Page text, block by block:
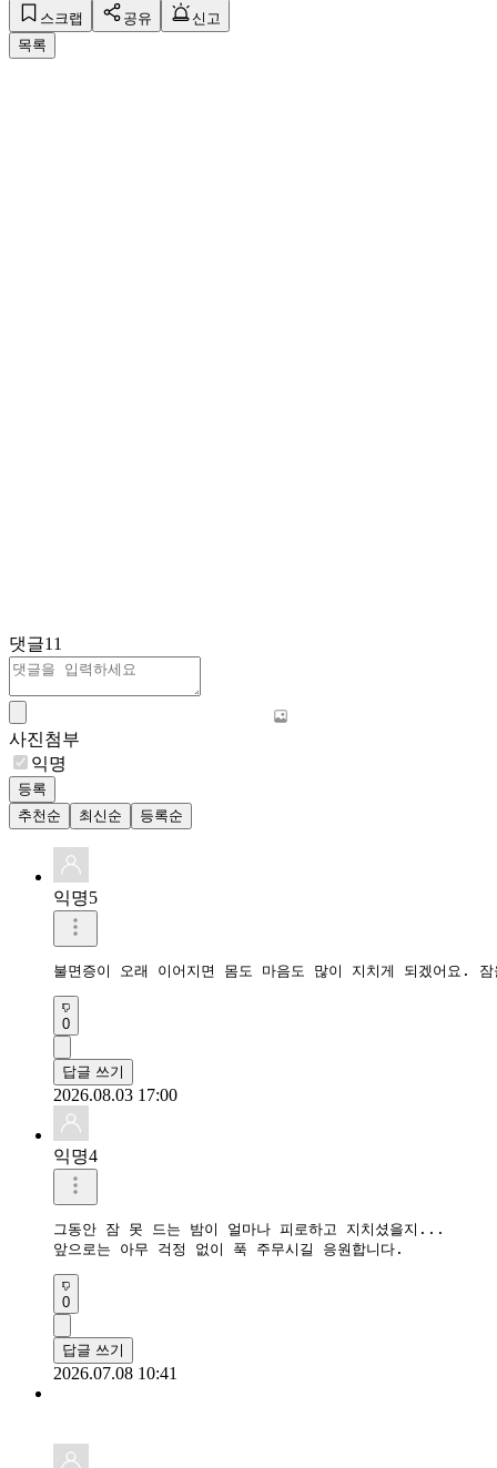
스크랩 공유
신고
목록
댓글11
사진첨부
익명
등록
추천순
최신순 등록순
익명5
불면증이 오래 이어지면 몸도 마음도 많이 지치게 되겠어요.
0
답글 쓰기
2026.08.03 17:00
익명4
그동안 잠 못 드는 밤이 얼마나 피로하고 지치셨을지...
앞으로는 아무 걱정 없이 푹 주무시길 응원합니다.
0
답글 쓰기
2026.07.08 10:41